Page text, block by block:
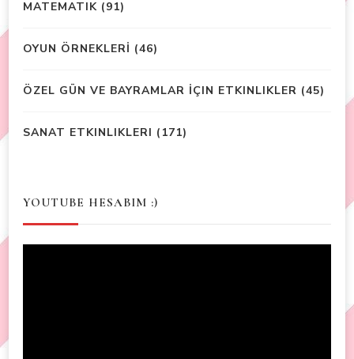
MATEMATIK (91)
OYUN ÖRNEKLERİ (46)
ÖZEL GÜN VE BAYRAMLAR İÇIN ETKINLIKLER (45)
SANAT ETKINLIKLERI (171)
YOUTUBE HESABIM :)